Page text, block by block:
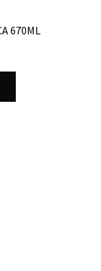
670ML